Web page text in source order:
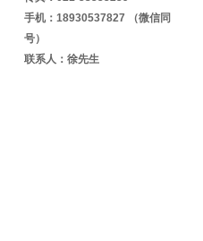
手机：18930537827 （微信同
号）
联系人：徐先生